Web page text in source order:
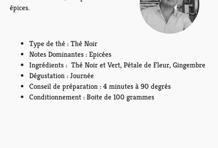
épices.
Type de thé : Thé Noir
Notes Dominantes : Epicées
Ingrédients : Thé Noir et Vert, Pétale de Fleur, Gingembre
Dégustation : Journée
Conseil de préparation : 4 minutes à 90 degrés
Conditionnement : Boite de 100 grammes